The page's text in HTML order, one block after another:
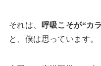
それは、
呼吸こそが“カ
と、僕は思っています。